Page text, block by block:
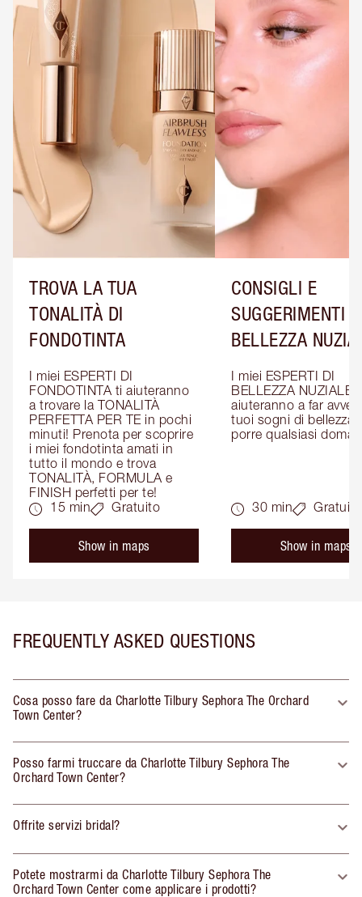
TROVA LA TUA
TONALITÀ DI
FONDOTINTA
I miei ESPERTI DI
FONDOTINTA ti aiuteranno
a trovare la TONALITÀ
PERFETTA PER TE in pochi
minuti! Prenota per scoprire
i miei fondotinta amati in
tutto il mondo e trova
TONALITÀ, FORMULA e
FINISH perfetti per te!
15 min
Gratuito
Show in maps
CONSIGLI E
SUGGERIMENTI
BELLEZZA
I miei ESPERTI DI
BELLEZZA NUZIALE
aiuteranno a far
tuoi sogni di bellezza:
porre qualsiasi
30 min Gratuito
Show in maps
FREQUENTLY ASKED QUESTIONS
Cosa posso fare da Charlotte Tilbury Sephora The Orchard
Town Center?
Posso farmi truccare da Charlotte Tilbury Sephora The
Orchard Town Center?
Offrite servizi bridal?
Potete mostrarmi da Charlotte Tilbury Sephora The
Orchard Town Center come applicare i prodotti?